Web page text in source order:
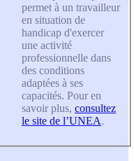
permet à un travailleur
en situation de
handicap d'exercer
une activité
professionnelle dans
des conditions
adaptées à ses
capacités. Pour en
savoir plus, consultez
le site de l’UNEA.